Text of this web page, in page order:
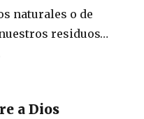
naturales o de
residuos…
a Dios